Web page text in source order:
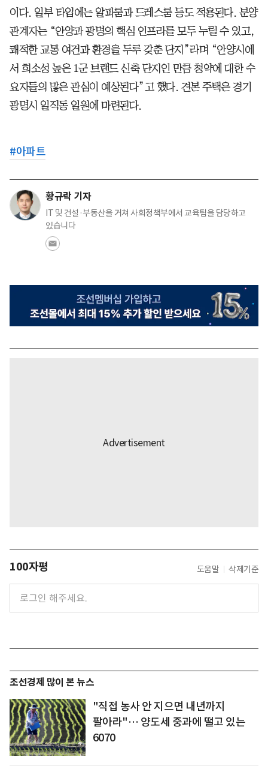
이다. 일부 타입에는 알파룸과 드레스룸 등도 적용된다. 분양
관계자는 “안양과 광명의 핵심 인프라를 모두 누릴 수 있고,
쾌적한 교통 여건과 환경을 두루 갖춘 단지”라며 “안양시에
서 희소성 높은 1군 브랜드 신축 단지인 만큼 청약에 대한 수
요자들의 많은 관심이 예상된다”고 했다. 견본 주택은 경기
광명시 일직동 일원에 마련된다.
#아파트
황규락 기자
IT 및 건설·부동산을 거쳐 사회정책부에서 교육팀을 담당하고
있습니다
100자평 도움말 삭제기준
조선경제 많이 본 뉴스
"직접 농사 안 지으면 내년까지
팔아라"… 양도세 중과에 떨고 있는
6070